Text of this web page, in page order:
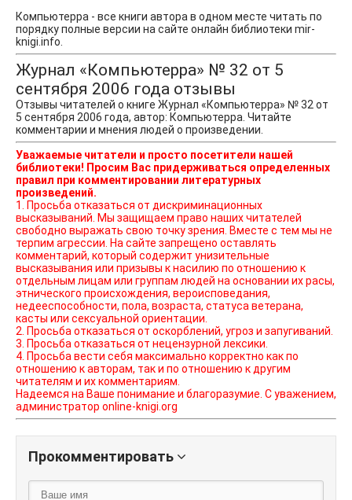
Компьютерра - все книги автора в одном месте читать по
порядку полные версии на сайте онлайн библиотеки mir-
knigi.info.
Журнал «Компьютерра» № 32 от 5
сентября 2006 года отзывы
Отзывы читателей о книге Журнал «Компьютерра» № 32 от
5 сентября 2006 года, автор: Компьютерра. Читайте
комментарии и мнения людей о произведении.
Уважаемые читатели и просто посетители нашей
библиотеки! Просим Вас придерживаться определенных
правил при комментировании литературных
произведений.
1. Просьба отказаться от дискриминационных
высказываний. Мы защищаем право наших читателей
свободно выражать свою точку зрения. Вместе с тем мы не
терпим агрессии. На сайте запрещено оставлять
комментарий, который содержит унизительные
высказывания или призывы к насилию по отношению к
отдельным лицам или группам людей на основании их расы,
этнического происхождения, вероисповедания,
недееспособности, пола, возраста, статуса ветерана,
касты или сексуальной ориентации.
2. Просьба отказаться от оскорблений, угроз и запугиваний.
3. Просьба отказаться от нецензурной лексики.
4. Просьба вести себя максимально корректно как по
отношению к авторам, так и по отношению к другим
читателям и их комментариям.
Надеемся на Ваше понимание и благоразумие. С уважением,
администратор online-knigi.org
Прокомментировать